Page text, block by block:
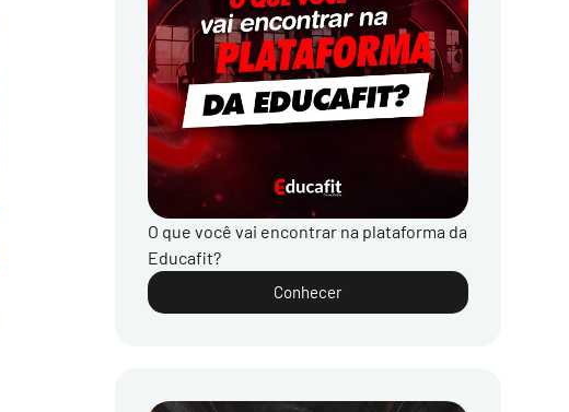
O que você vai encontrar na plataforma da
Educafit?
Conhecer